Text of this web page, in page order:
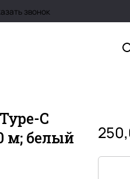
звонок
C
м; белый